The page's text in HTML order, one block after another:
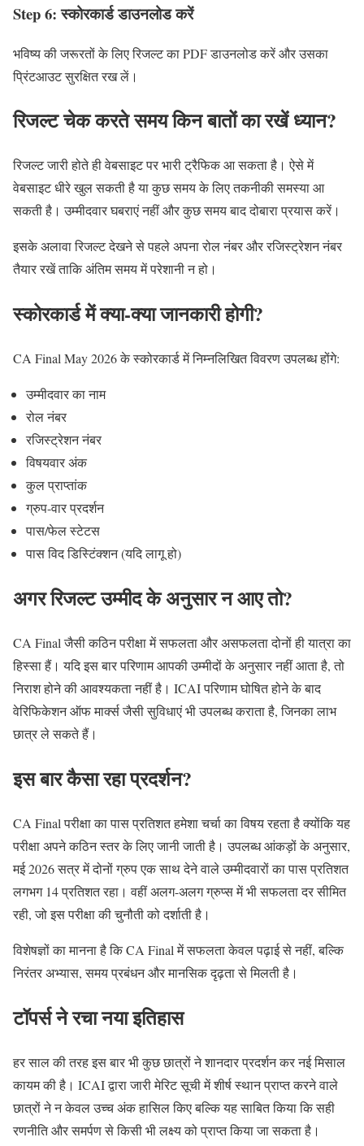
Step 6: स्कोरकार्ड डाउनलोड करें
भविष्य की जरूरतों के लिए रिजल्ट का PDF डाउनलोड करें और उसका
प्रिंटआउट सुरक्षित रख लें।
रिजल्ट चेक करते समय किन बातों का रखें ध्यान?
रिजल्ट जारी होते ही वेबसाइट पर भारी ट्रैफिक आ सकता है। ऐसे में
वेबसाइट धीरे खुल सकती है या कुछ समय के लिए तकनीकी समस्या आ
सकती है। उम्मीदवार घबराएं नहीं और कुछ समय बाद दोबारा प्रयास करें।
इसके अलावा रिजल्ट देखने से पहले अपना रोल नंबर और रजिस्ट्रेशन नंबर
तैयार रखें ताकि अंतिम समय में परेशानी न हो।
स्कोरकार्ड में क्या-क्या जानकारी होगी?
CA Final May 2026 के स्कोरकार्ड में निम्नलिखित विवरण उपलब्ध होंगे:
उम्मीदवार का नाम
रोल नंबर
रजिस्ट्रेशन नंबर
विषयवार अंक
कुल प्राप्तांक
ग्रुप-वार प्रदर्शन
पास/फेल स्टेटस
पास विद डिस्टिंक्शन (यदि लागू हो)
अगर रिजल्ट उम्मीद के अनुसार न आए तो?
CA Final जैसी कठिन परीक्षा में सफलता और असफलता दोनों ही यात्रा का
हिस्सा हैं। यदि इस बार परिणाम आपकी उम्मीदों के अनुसार नहीं आता है, तो
निराश होने की आवश्यकता नहीं है। ICAI परिणाम घोषित होने के बाद
वेरिफिकेशन ऑफ मार्क्स जैसी सुविधाएं भी उपलब्ध कराता है, जिनका लाभ
छात्र ले सकते हैं।
इस बार कैसा रहा प्रदर्शन?
CA Final परीक्षा का पास प्रतिशत हमेशा चर्चा का विषय रहता है क्योंकि यह
परीक्षा अपने कठिन स्तर के लिए जानी जाती है। उपलब्ध आंकड़ों के अनुसार,
मई 2026 सत्र में दोनों ग्रुप एक साथ देने वाले उम्मीदवारों का पास प्रतिशत
लगभग 14 प्रतिशत रहा। वहीं अलग-अलग ग्रुप्स में भी सफलता दर सीमित
रही, जो इस परीक्षा की चुनौती को दर्शाती है।
विशेषज्ञों का मानना है कि CA Final में सफलता केवल पढ़ाई से नहीं, बल्कि
निरंतर अभ्यास, समय प्रबंधन और मानसिक दृढ़ता से मिलती है।
टॉपर्स ने रचा नया इतिहास
हर साल की तरह इस बार भी कुछ छात्रों ने शानदार प्रदर्शन कर नई मिसाल
कायम की है। ICAI द्वारा जारी मेरिट सूची में शीर्ष स्थान प्राप्त करने वाले
छात्रों ने न केवल उच्च अंक हासिल किए बल्कि यह साबित किया कि सही
रणनीति और समर्पण से किसी भी लक्ष्य को प्राप्त किया जा सकता है।